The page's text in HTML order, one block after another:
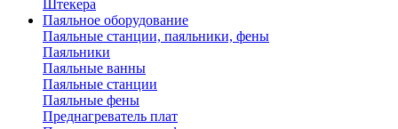
Штекера
Паяльное оборудование
Паяльные станции, паяльники, фены
Паяльники
Паяльные ванны
Паяльные станции
Паяльные фены
Преднагреватель плат